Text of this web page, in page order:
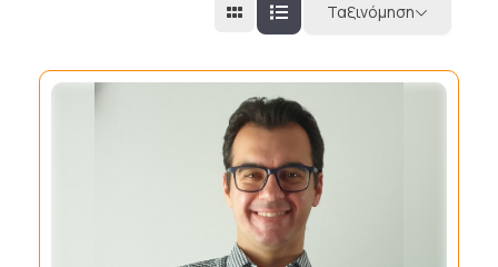
Ταξινόμηση